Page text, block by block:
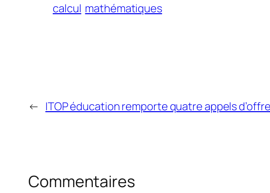
calcul mathématiques
← ITOP éducation remporte quatre appels d’offre
Commentaires